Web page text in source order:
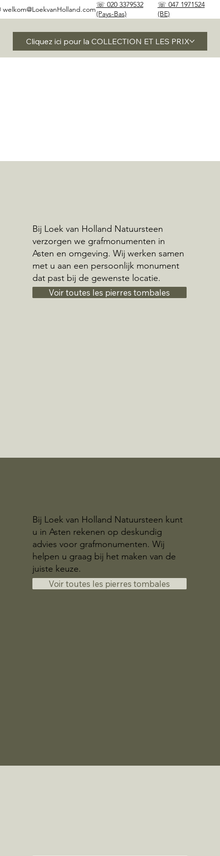
☏ 020 3379532
(Pays-Bas)
☏ 047 1971524
(BE)
welkom@LoekvanHolland.com
Cliquez ici pour la COLLECTION ET LES PRIX
Bij Loek van Holland Natuursteen
verzorgen we grafmonumenten in
Asten en omgeving. Wij werken samen
met u aan een persoonlijk monument
dat past bij de gewenste locatie.
Voir toutes les pierres tombales
Bij Loek van Holland Natuursteen kunt
u in Asten rekenen op deskundig
advies voor grafmonumenten. Wij
helpen u graag bij het maken van de
juiste keuze.
Voir toutes les pierres tombales